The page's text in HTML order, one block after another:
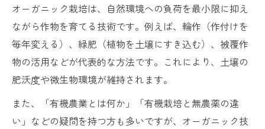
オーガニック栽培は、自然環境への負荷を最小限に抑え
ながら作物を育てる技術です。例えば、輪作（作付けを
毎年変える）、緑肥（植物を土壌にすき込む）、被覆作
物の活用などが代表的な方法です。これにより、土壌の
肥沃度や微生物環境が維持されます。
また、「有機農業とは何か」「有機栽培と無農薬の違
い」などの疑問を持つ方も多いですが、オーガニック技